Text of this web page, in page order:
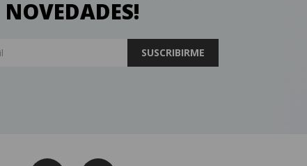
NOVEDADES!
SUSCRIBIRME